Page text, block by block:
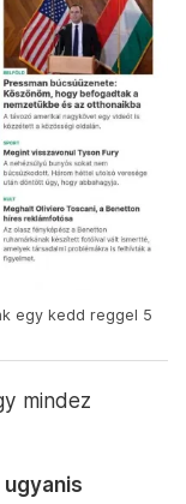
egy kedd reggel 5
mindez